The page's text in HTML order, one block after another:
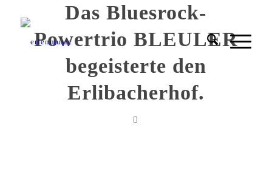
Das Bluesrock-
Powertrio BLEULER
begeisterte den
Erlibacherhof.